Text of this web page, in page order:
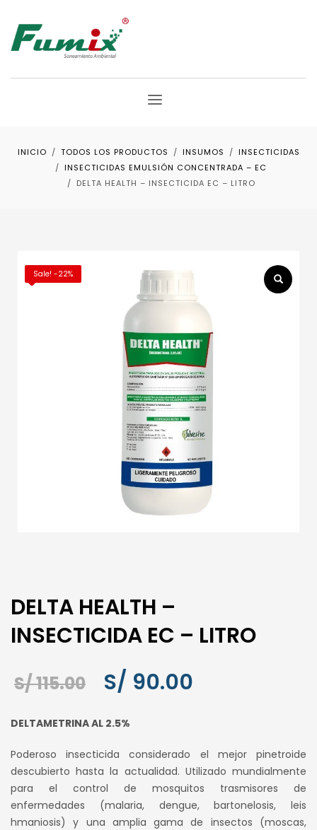
INICIO TODOS LOS PRODUCTOS INSUMOS
INSECTICIDAS
INSECTICIDAS EMULSIÓN CONCENTRADA – EC
DELTA HEALTH – INSECTICIDA EC – LITRO
Sale! -22%
DELTA HEALTH –
INSECTICIDA EC – LITRO
S/115.00
El
original
era:
S/ 115.00.
S/ 90.00
es:
S/ 90.00.
DELTAMETRINA AL 2.5%
Poderoso insecticida considerado el mejor pinetroide
descubierto hasta la actualidad. Utilizado mundialmente
para el control de mosquitos trasmisores de
enfermedades (malaria, dengue, bartonelosis, leis
hmaniosis) y una amplia gama de insectos (moscas,